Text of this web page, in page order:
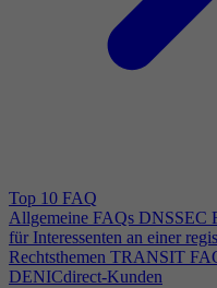
Top 10 FAQ
Allgemeine FAQs DNSSEC
für Interessenten an einer
Rechtsthemen TRANSIT
DENICdirect-Kunden